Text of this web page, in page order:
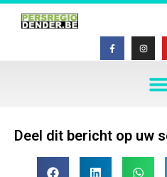
Deel dit bericht op uw